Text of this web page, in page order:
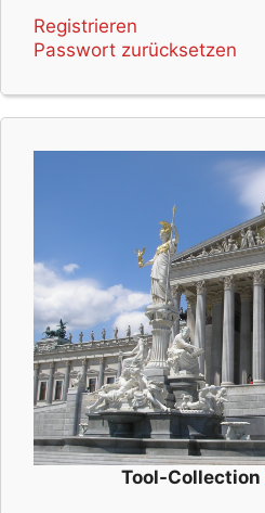
Registrieren
Passwort zurücksetzen
Tool-Collection